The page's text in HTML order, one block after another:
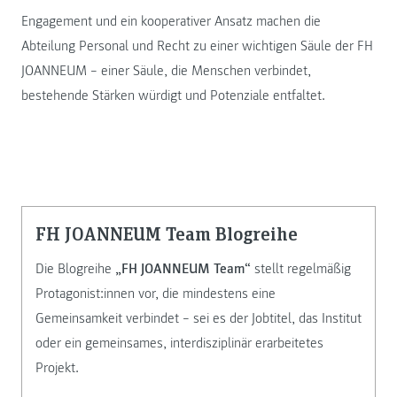
Engagement und ein kooperativer Ansatz machen die
Abteilung Personal und Recht zu einer wichtigen Säule der FH
JOANNEUM – einer Säule, die Menschen verbindet,
bestehende Stärken würdigt und Potenziale entfaltet.
FH JOANNEUM Team Blogreihe
Die Blogreihe „FH JOANNEUM Team“ stellt regelmäßig
Protagonist:innen vor, die mindestens eine
Gemeinsamkeit verbindet – sei es der Jobtitel, das Institut
oder ein gemeinsames, interdisziplinär erarbeitetes
Projekt.